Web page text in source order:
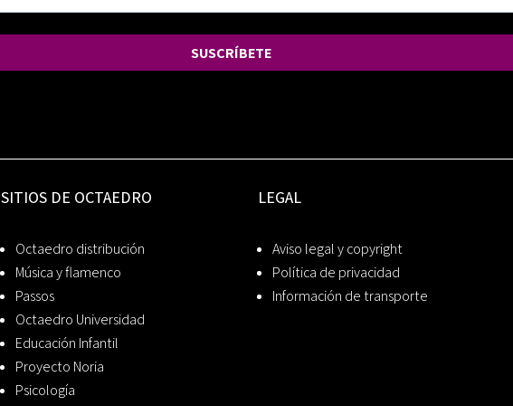
SUSCRÍBETE
SITIOS DE OCTAEDRO
Octaedro distribución
Música y flamenco
Passos
Octaedro Universidad
Educación Infantil
Proyecto Noria
Psicología
LEGAL
Aviso legal y copyright
Política de privacidad
Información de transporte